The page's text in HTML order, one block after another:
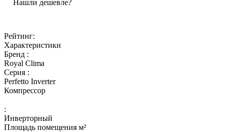
Нашли дешевле?
Рейтинг:
Характеристики
Бренд :
Royal Clima
Серия :
Perfetto Inverter
Компрессор
:
Инверторный
Площадь помещения м²